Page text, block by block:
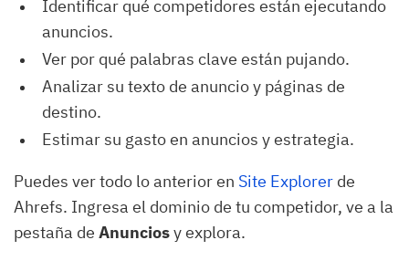
Identificar qué competidores están ejecutando
anuncios.
Ver por qué palabras clave están pujando.
Analizar su texto de anuncio y páginas de
destino.
Estimar su gasto en anuncios y estrategia.
Puedes ver todo lo anterior en Site Explorer de
Ahrefs. Ingresa el dominio de tu competidor, ve a la
pestaña de Anunciosy explora.